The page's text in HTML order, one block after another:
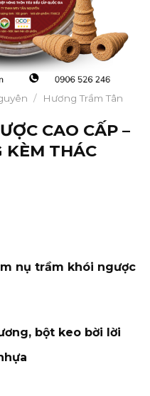
/
Hương Trầm Tân
CAO CẤP –
KÈM THÁC
nụ trầm khói ngược
bột keo bời lời